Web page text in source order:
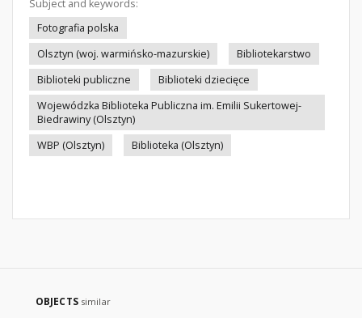
Subject and keywords:
Fotografia polska
Olsztyn (woj. warmińsko-mazurskie)
Bibliotekarstwo
Biblioteki publiczne
Biblioteki dziecięce
Wojewódzka Biblioteka Publiczna im. Emilii Sukertowej-
Biedrawiny (Olsztyn)
WBP (Olsztyn)
Biblioteka (Olsztyn)
OBJECTS similar